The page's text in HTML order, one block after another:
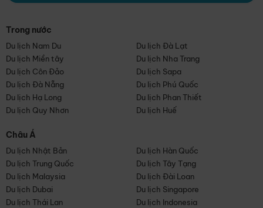
Trong nước
Du lịch Nam Du
Du lịch Đà Lạt
Du lịch Miền tây
Du lịch Nha Trang
Du lịch Côn Đảo
Du lịch Sapa
Du lịch Đà Nẵng
Du lịch Phú Quốc
Du lịch Hạ Long
Du lịch Phan Thiết
Du lịch Quy Nhơn
Du lịch Huế
Châu Á
Du lịch Nhật Bản
Du lịch Hàn Quốc
Du lịch Trung Quốc
Du lịch Tây Tạng
Du lịch Malaysia
Du lịch Đài Loan
Du lịch Dubai
Du lịch Singapore
Du lịch Thái Lan
Du lịch Indonesia